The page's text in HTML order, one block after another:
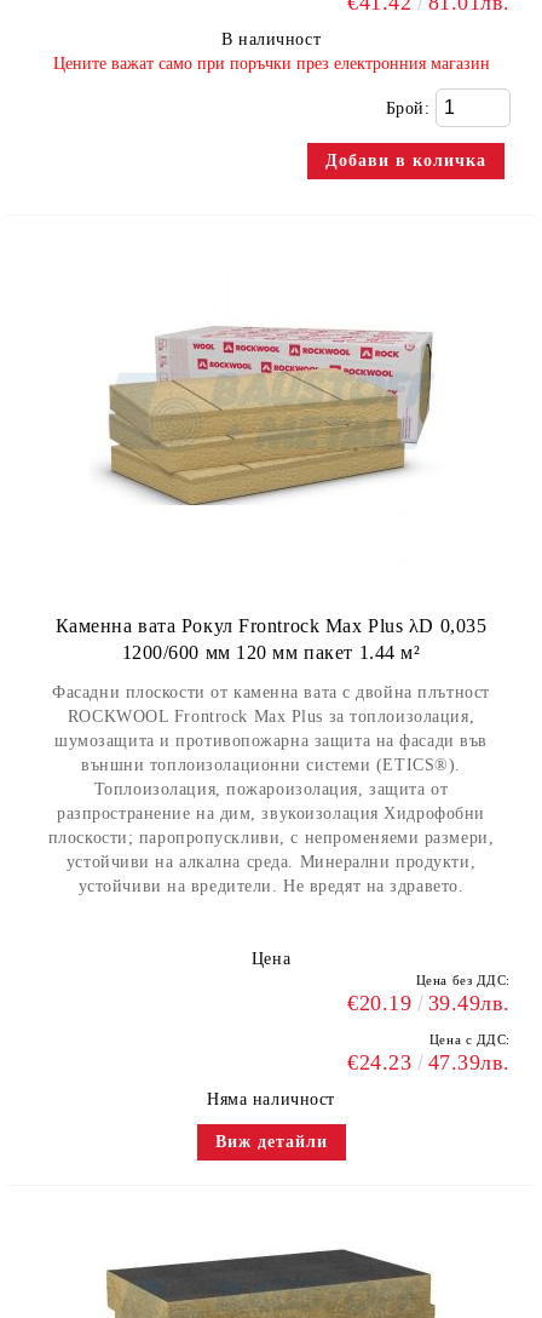
В наличност
​Цените важат само при поръчки през електронния магазин
Брой:
Каменна вата Рокул Frontrock Max Plus λD 0,035
1200/600 мм 120 мм пакет 1.44 м²
Фасадни плоскости от каменна вата с двойна плътност
ROCKWOOL Frontrock Max Plus за топлоизолация,
шумозащита и противопожарна защита на фасади във
външни топлоизолационни системи (ETICS®).
Топлоизолация, пожароизолация, защита от
разпространение на дим, звукоизолация Хидрофобни
плоскости; паропропускливи, с непроменяеми размери,
устойчиви на алкална среда. Минерални продукти,
устойчиви на вредители. Не вредят на здравето.
Цена
Цена без ДДС:
€20.19 39.49лв.
Цена с ДДС:
€24.23 47.39лв.
Няма наличност
Виж детайли